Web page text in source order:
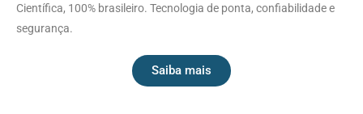
Científica, 100% brasileiro. Tecnologia de ponta, confiabilidade e
segurança.
Saiba mais